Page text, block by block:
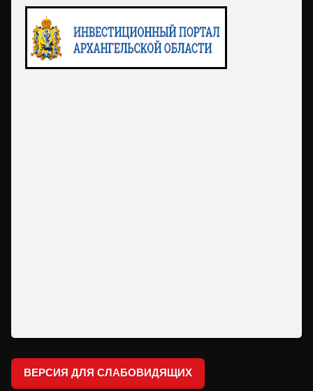
ВЕРСИЯ ДЛЯ СЛАБОВИДЯЩИХ